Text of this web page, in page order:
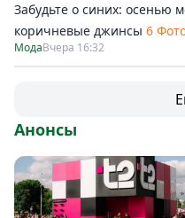
Забудьте о синих: осенью
коричневые джинсы 6
МодаВчера 16:32
Анонсы